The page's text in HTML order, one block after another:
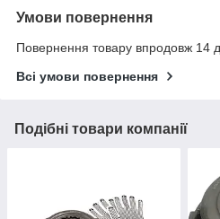
Умови повернення
Повернення товару впродовж 14
Всі умови повернення
Подібні товари компанії